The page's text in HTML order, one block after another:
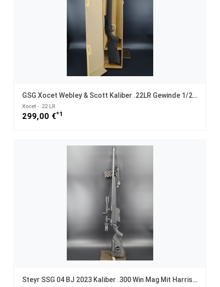
GSG Xocet Webley & Scott Kaliber .22LR Gewinde 1/2x20UNF NEUWAFFE
Xocet - .22 LR
299,00 €*1
Steyr SSG 04 BJ 2023 Kaliber .300 Win Mag Mit Harris Leupold Element